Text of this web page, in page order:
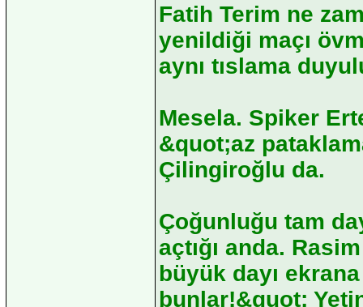
Fatih Terim ne
yenildiği maçı
aynı tıslama
Mesela. Spiker
&quot;az
Çilingiroğlu da.
Çoğunluğu tam
açtığı anda.
büyük dayı
bunlar!&quot;